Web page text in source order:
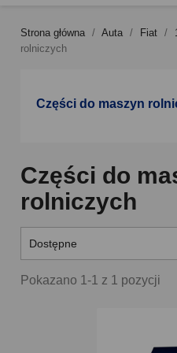
Strona główna Auta Fiat
rolniczych
Części do maszyn
Części do
rolniczych
Dostępne
Pokazano 1-1 z 1 pozycji